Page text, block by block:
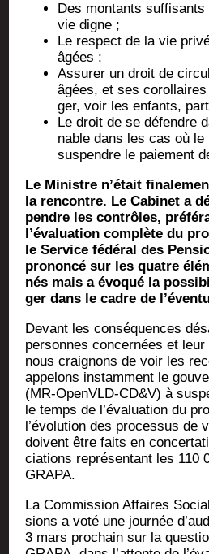
Des mon­tants
vie digne ;
Le res­pect de la vie
âgées ;
Assu­rer un droit de
âgées, et ses
ger, voir les enfants,
Le droit de se défendre
nable dans les cas où le
sus­pendre le paie­ment
Le Ministre n’était
la ren­contre. Le Cabi­net a
pendre les contrôles,
l’évaluation com­plète du
le Ser­vice fédé­ral des
pro­non­cé sur les quatre
nés mais a évo­qué la
ger dans le cadre de
Devant les consé­quences
per­sonnes concer­nées et
nous crai­gnons de voir les
appe­lons ins­tam­ment le
(MR-OpenVLD-CD&V) à
le temps de l’évaluation du
l’évolution des pro­ces­sus de
doivent être faits en
cia­tions repré­sen­tant les 110
GRAPA.
La Com­mis­sion Affaires
sions a voté une jour­née
3 mars pro­chain sur la